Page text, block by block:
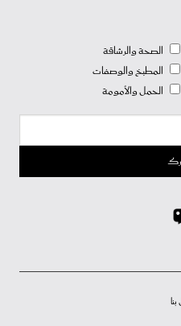
الصحة والرشاقة
المطبخ والوصفات
الحمل والأمومة